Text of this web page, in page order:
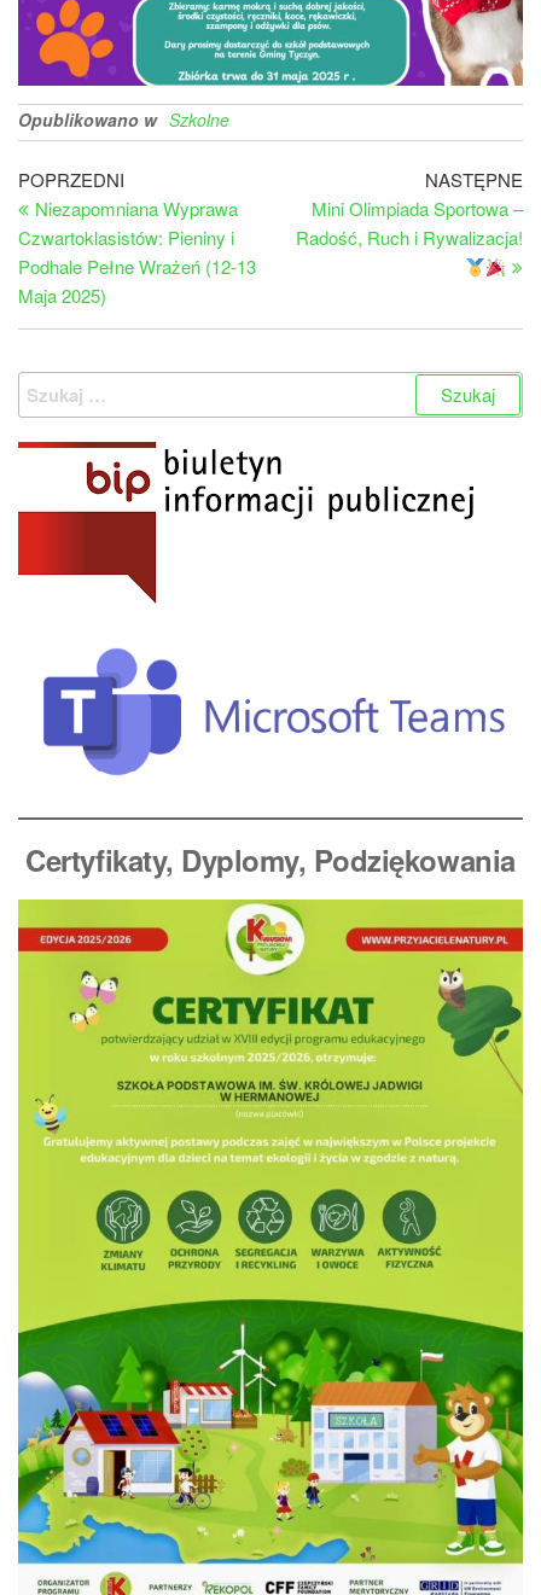
Opublikowano w Szkolne
Nawigacja
wpisu
Poprzedni
wpis
POPRZEDNI
Niezapomniana Wyprawa
Czwartoklasistów: Pieniny i
Podhale Pełne Wrażeń (12-13
Maja 2025)
NASTĘPNE
Mini Olimpiada Sportowa –
Radość, Ruch i Rywalizacja!
Szukaj:
Certyfikaty, Dyplomy, Podziękowania